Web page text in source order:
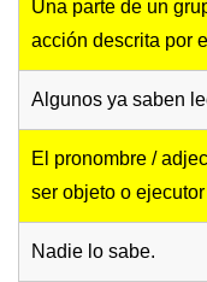
Una parte de un
acción descrita por
Algunos ya saben
El pronombre /
ser objeto o
Nadie lo sabe.